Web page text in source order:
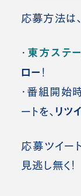
応募方法は、
・ 東方ステ
ロー ！
・番組開始
ートを、 リツ
応募ツイー
見逃し無く！